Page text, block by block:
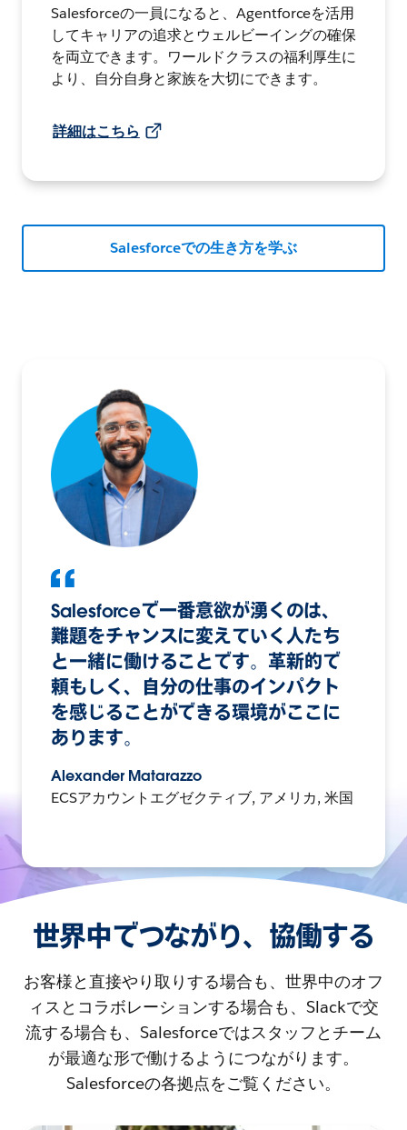
Salesforceの一員になると、Agentforceを活用
してキャリアの追求とウェルビーイングの確保
を両立できます。ワールドクラスの福利厚生に
より、自分自身と家族を大切にできます。
詳細はこちら
Salesforceでの生き方を学ぶ
Salesforceで一番意欲が湧くのは、
難題をチャンスに変えていく人たち
と一緒に働けることです。革新的で
頼もしく、自分の仕事のインパクト
を感じることができる環境がここに
あります。
Alexander Matarazzo
ECSアカウントエグゼクティブ, アメリカ, 米国
世界中でつながり、協働する
お客様と直接やり取りする場合も、世界中のオフ
ィスとコラボレーションする場合も、Slackで交
流する場合も、Salesforceではスタッフとチーム
が最適な形で働けるようにつながります。
Salesforceの各拠点をご覧ください。